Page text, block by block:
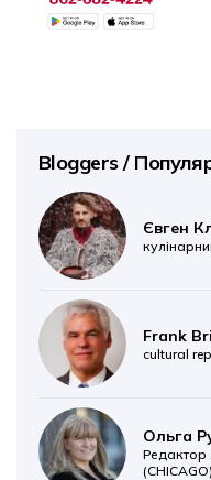
Bloggers /
Євген
Frank
cultural
Ольга
Редактор
(CHICAGO)